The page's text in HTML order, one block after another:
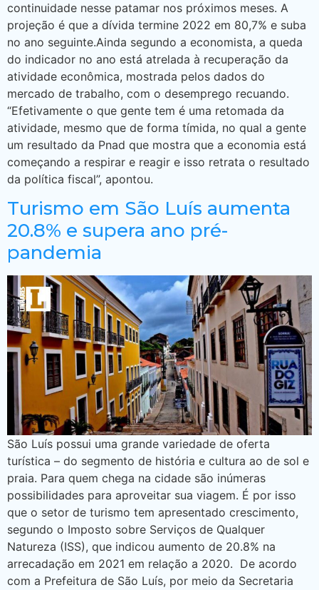
continuidade nesse patamar nos próximos meses. A
projeção é que a dívida termine 2022 em 80,7% e suba
no ano seguinte.Ainda segundo a economista, a queda
do indicador no ano está atrelada à recuperação da
atividade econômica, mostrada pelos dados do
mercado de trabalho, com o desemprego recuando.
“Efetivamente o que gente tem é uma retomada da
atividade, mesmo que de forma tímida, no qual a gente
um resultado da Pnad que mostra que a economia está
começando a respirar e reagir e isso retrata o resultado
da política fiscal”, apontou.
Turismo em São Luís aumenta
20.8% e supera ano pré-
pandemia
São Luís possui uma grande variedade de oferta
turística – do segmento de história e cultura ao de sol e
praia. Para quem chega na cidade são inúmeras
possibilidades para aproveitar sua viagem. É por isso
que o setor de turismo tem apresentado crescimento,
segundo o Imposto sobre Serviços de Qualquer
Natureza (ISS), que indicou aumento de 20.8% na
arrecadação em 2021 em relação a 2020. De acordo
com a Prefeitura de São Luís, por meio da Secretaria